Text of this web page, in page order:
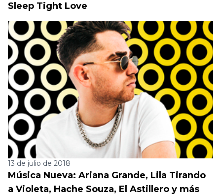
Sleep Tight Love
13 de julio de 2018
Música Nueva: Ariana Grande, Lila Tirando
a Violeta, Hache Souza, El Astillero y más